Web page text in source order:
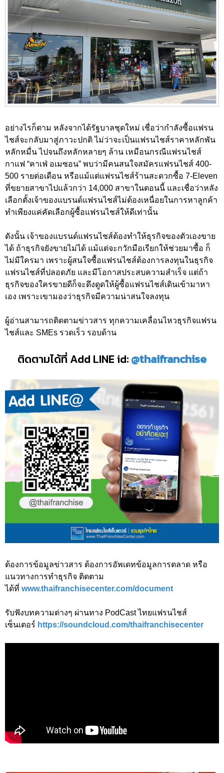
อย่างไรก็ตาม หลังจากได้รัฐบาลชุดใหม่ เชื่อว่ากำลังซื้อแฟรน
ไชส์จะกลับมาสู่ภาวะปกติ ไม่ว่าจะเป็นแฟรนไชส์ราคาหลักพัน
หลักหมื่น ไปจนถึงหลักหลายๆ ล้าน เหมือนกรณีแฟรนไชส์
กาแฟ “คาเฟ่ อเมซอน” พบว่ามีคนสนใจสมัครแฟรนไชส์ 400-
500 รายต่อเดือน หรือแม้แต่แฟรนไชส์ร้านสะดวกซื้อ 7-Eleven
ที่ขยายสาขาไปแล้วกว่า 14,000 สาขาในตอนนี้ และเชื่อว่าหลัง
เลือกตั้งเจ้าของแบรนด์แฟรนไชส์ไม่ต้องเหนื่อยในการหาลูกค้า
ทำเพียงแค่คัดเลือกผู้ซื้อแฟรนไชส์ให้ดีเท่านั้น
ดังนั้น เจ้าของแบรนด์แฟรนไชส์ต้องทำให้ธุรกิจของตัวเองขาย
ได้ ถ้าธุรกิจยังขายไม่ได้ แม้แต่จะกวักมือเรียกให้ช่วยมาซื้อ ก็
ไม่มีใครมา เพราะผู้สนใจซื้อแฟรนไชส์ต้องการลงทุนในธุรกิจ
แฟรนไชส์ที่ปลอดภัย และมีโอกาสประสบความสำเร็จ แต่ถ้า
ธุรกิจของใครขายดีก็จะดึงดูดให้ผู้ซื้อแฟรนไชส์เดินเข้ามาหา
เอง เพราะเขามองว่าธุรกิจมีความน่าสนใจลงทุน
ผู้อ่านสามารถติดตามข่าวสาร ทุกความเคลื่อนไหวธุรกิจแฟรน
ไชส์และ SMEs รวดเร็ว รอบด้าน
ติดตามได้ที่ Add LINE id:@thaifranchise
ต้องการข้อมูลข่าวสาร ต้องการอัพเดทข้อมูลการตลาด หรือ
แนวทางการทำธุรกิจ ติดตาม
ได้ที่ www.thaifranchisecenter.com/document
รับฟังบทความต่างๆ ผ่านทาง PodCast ไทยแฟรนไชส์
เซ็นเตอร์ https://soundcloud.com/thaifranchisecenter